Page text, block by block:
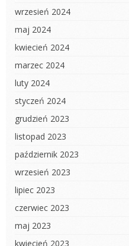
wrzesień 2024
maj 2024
kwiecień 2024
marzec 2024
luty 2024
styczeń 2024
grudzień 2023
listopad 2023
październik 2023
wrzesień 2023
lipiec 2023
czerwiec 2023
maj 2023
kwiecień 2023